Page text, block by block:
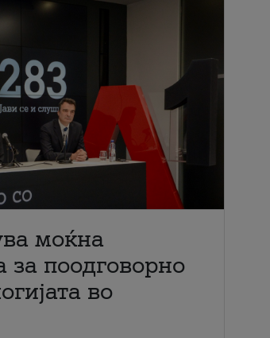
моќна
поодговорно
во